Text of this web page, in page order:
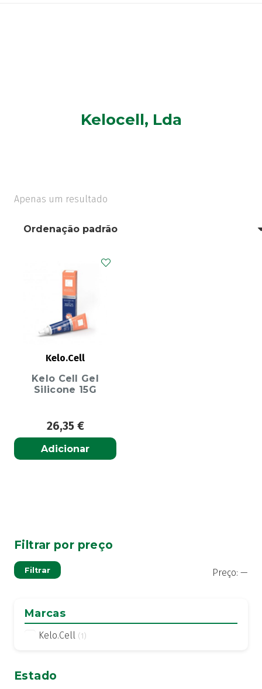
Kelocell, Lda
Apenas um resultado
Kelo.Cell
Kelo Cell Gel
Silicone 15G
26,35 €
Adicionar
Filtrar por preço
Filtrar Preço: —
Marcas
Kelo.Cell (1)
Estado